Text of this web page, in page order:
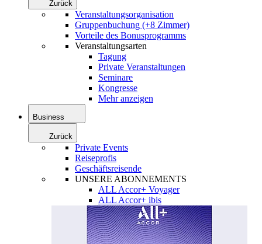
Zurück
Veranstaltungsorganisation
Gruppenbuchung (+8 Zimmer)
Vorteile des Bonusprogramms
Veranstaltungsarten
Tagung
Private Veranstaltungen
Seminare
Kongresse
Mehr anzeigen
Business
Zurück
Private Events
Reiseprofis
Geschäftsreisende
UNSERE ABONNEMENTS
ALL Accor+ Voyager
ALL Accor+ ibis